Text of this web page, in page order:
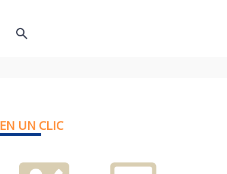
Rechercher
EN UN CLIC